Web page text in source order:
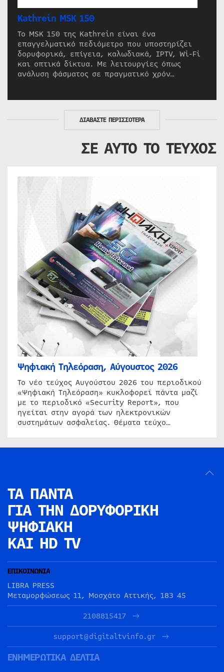
Kathrein MSK 150
Το MSK 150 της Kathrein είναι ένα
επαγγελματικό πεδιόμετρο που υποστηρίζει
δορυφορικά, επίγεια, καλωδιακά, IPTV, Wi-Fi
και οπτικά δίκτυα. Με λειτουργίες όπως
ανάλυση φάσματος σε πραγματικό χρόν…
ΔΙΑΒΑΣΤΕ ΠΕΡΙΣΣΟΤΕΡΑ
ΣΕ ΑΥΤΟ ΤΟ ΤΕΥΧΟΣ
Ψηφιακή Τηλεόραση, Αύγουστος 2026
Το νέο τεύχος Αυγούστου 2026 του περιοδικού
«Ψηφιακή Τηλεόραση» κυκλοφορεί πάντα μαζί
με το περιοδικό «Security Report», που
ηγείται στην αγορά των ηλεκτρονικών
συστημάτων ασφαλείας. Θέματα τεύχο…
ΤΑ ΠΑΝΤΑ
ΓΙΑ ΤΗΝ ΔΟΡΥΦΟΡΙΚΗ
ΨΗΦΙΑΚΗ
ΚΑΙ HD TV
ΕΠΙΚΟΙΝΩΝΙΑ
LIBRA PRESS
Μεταμορφώσεως 11, Μοσχάτο Αττικής, 183 45
2108815417
support@digitaltvinfo.gr
ΕΝΗΜΕΡΩΤΙΚΑ ΔΕΛΤΙΑ